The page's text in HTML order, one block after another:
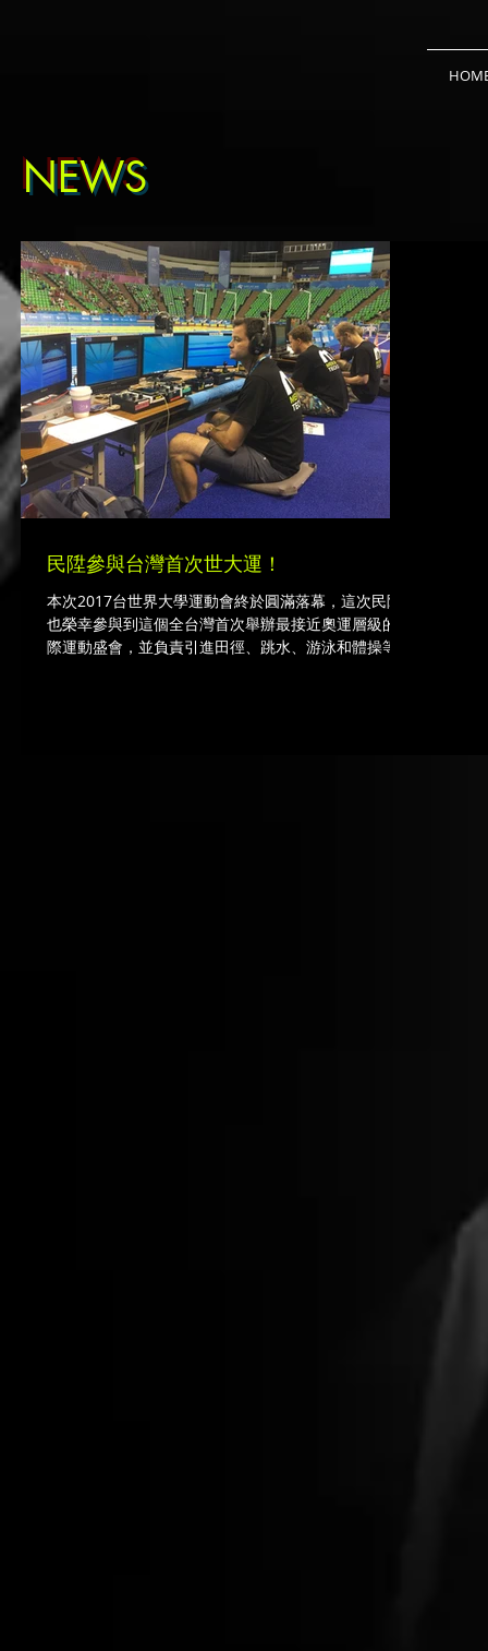
NEWS
民陞參與台灣首次世大運！
本次2017台世界大學運動會終於圓滿落幕，這次民陞
也榮幸參與到這個全台灣首次舉辦最接近奧運層級的國
際運動盛會，並負責引進田徑、跳水、游泳和體操等場